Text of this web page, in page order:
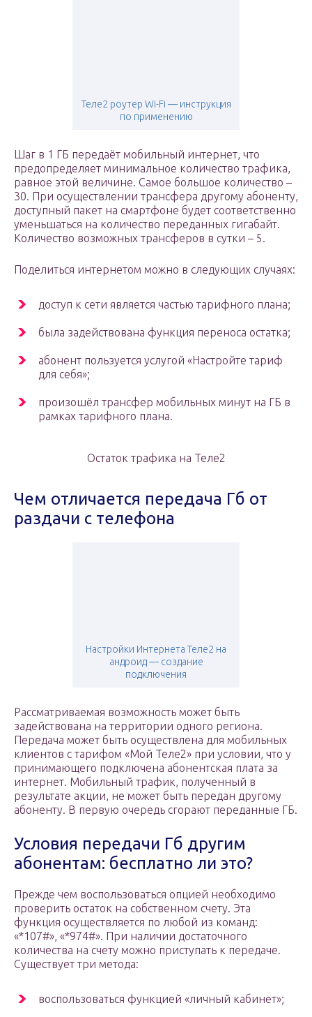
Теле2 роутер Wi-Fi — инструкция
по применению
Шаг в 1 ГБ передаёт мобильный интернет, что
предопределяет минимальное количество трафика,
равное этой величине. Самое большое количество –
30. При осуществлении трансфера другому абоненту,
доступный пакет на смартфоне будет соответственно
уменьшаться на количество переданных гигабайт.
Количество возможных трансферов в сутки – 5.
Поделиться интернетом можно в следующих случаях:
доступ к сети является частью тарифного плана;
была задействована функция переноса остатка;
абонент пользуется услугой «Настройте тариф
для себя»;
произошёл трансфер мобильных минут на ГБ в
рамках тарифного плана.
Остаток трафика на Теле2
Чем отличается передача Гб от
раздачи с телефона
Настройки Интернета Теле2 на
андроид — создание
подключения
Рассматриваемая возможность может быть
задействована на территории одного региона.
Передача может быть осуществлена для мобильных
клиентов с тарифом «Мой Теле2» при условии, что у
принимающего подключена абонентская плата за
интернет. Мобильный трафик, полученный в
результате акции, не может быть передан другому
абоненту. В первую очередь сгорают переданные ГБ.
Условия передачи Гб другим
абонентам: бесплатно ли это?
Прежде чем воспользоваться опцией необходимо
проверить остаток на собственном счету. Эта
функция осуществляется по любой из команд:
«*107#», «*974#». При наличии достаточного
количества на счету можно приступать к передаче.
Существует три метода:
воспользоваться функцией «личный кабинет»;